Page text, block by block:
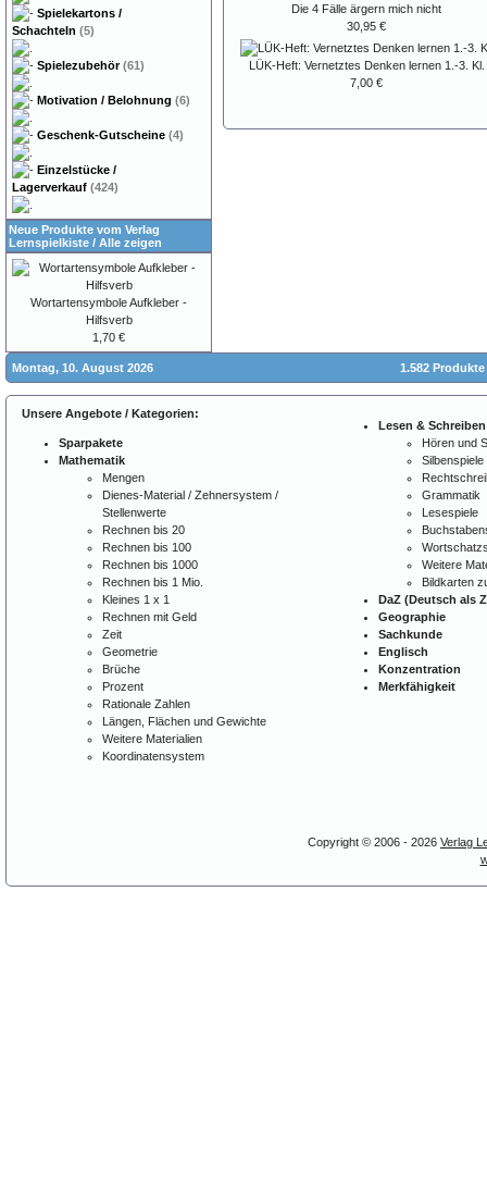
Die 4 Fälle ärgern mich nicht
30,95 €
LÜK-Heft: Vernetztes Denken lernen 1.-3. Kl.
7,00 €
Spielekartons /
Schachteln (5)
Spielezubehör(61)
Motivation / Belohnung (6)
Geschenk-Gutscheine (4)
Einzelstücke /
Lagerverkauf (424)
Neue Produkte vom Verlag
Lernspielkiste / Alle zeigen
Wortartensymbole Aufkleber -
Hilfsverb
1,70 €
Montag, 10. August 2026 1.582
Unsere Angebote / Kategorien:
Sparpakete
Mathematik
Mengen
Dienes-Material / Zehnersystem /
Stellenwerte
Rechnen bis 20
Rechnen bis 100
Rechnen bis 1000
Rechnen bis 1 Mio.
Kleines 1 x 1
Rechnen mit Geld
Zeit
Geometrie
Brüche
Prozent
Rationale Zahlen
Längen, Flächen und Gewichte
Weitere Materialien
Koordinatensystem
Lesen & Schreiben
Hören und
Silbenspiele
Grammatik
Lesespiele
Weitere
Bildkarten
DaZ (Deutsch als
Geographie
Sachkunde
Englisch
Konzentration
Merkfähigkeit
Copyright © 2006 - 2026 Verlag